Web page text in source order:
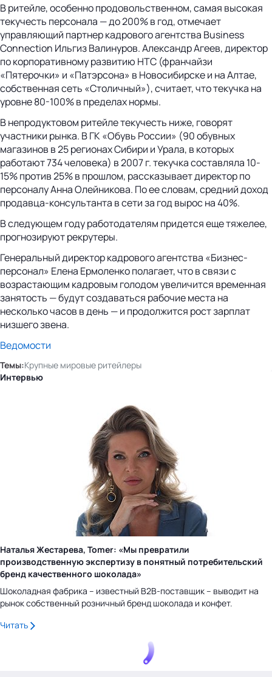
В ритейле, особенно продовольственном, самая высокая
текучесть персонала — до 200% в год, отмечает
управляющий партнер кадрового агентства Business
Connection Ильгиз Валинуров. Александр Агеев, директор
по корпоративному развитию НТС (франчайзи
«Пятерочки» и «Патэрсона» в Новосибирске и на Алтае,
собственная сеть «Столичный»), считает, что текучка на
уровне 80-100% в пределах нормы.
В непродуктовом ритейле текучесть ниже, говорят
участники рынка. В ГК «Обувь России» (90 обувных
магазинов в 25 регионах Сибири и Урала, в которых
работают 734 человека) в 2007 г. текучка составляла 10-
15% против 25% в прошлом, рассказывает директор по
персоналу Анна Олейникова. По ее словам, средний доход
продавца-консультанта в сети за год вырос на 40%.
В следующем году работодателям придется еще тяжелее,
прогнозируют рекрутеры.
Генеральный директор кадрового агентства «Бизнес-
персонал» Елена Ермоленко полагает, что в связи с
возрастающим кадровым голодом увеличится временная
занятость — будут создаваться рабочие места на
несколько часов в день — и продолжится рост зарплат
низшего звена.
Ведомости
Темы:Крупные мировые ритейлеры
Интервью
Наталья Жестарева, Tomer: «Мы превратили
производственную экспертизу в понятный потребительский
бренд качественного шоколада»
Шоколадная фабрика – известный B2B-поставщик – выводит на
рынок собственный розничный бренд шоколада и конфет.
Читать